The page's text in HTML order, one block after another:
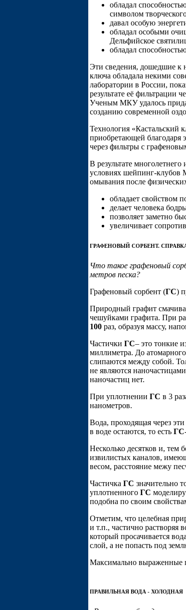
обладал
символом
давал особую
обладал особыми
Дельфийское
обладал
Эти сведения, дошедшие к
ключа обладала некими
лаборатории в России,
результате её фильтрации
Ученым МКУ удалось
созданию современной
Технология «Кастальский
приобретающей благодаря
через фильтры с
В результате
условиях шейпинг-клубов
омывания после
обладает свойством
делает человека
позволяет заметно
увеличивает
ГРАФЕНОВЫЙ СОРБЕНТ.
Что такое графеновый
метров песка?
Графеновый сорбент (ГС)
Природный графит
чешуйками графита. При
100 раз, образуя массу,
Частички ГС– это тонкие
миллиметра. До
слипаются между собой.
не являются
наночастиц нет.
При уплотнении ГС в 3
нанометров.
Вода, проходящая через
в воде остаются, то есть ГС
Несколько десятков и, тем
извилистых каналов,
весом, расстояние межу
Частичка ГС значительно
уплотненного ГС
подобна по своим
Отметим, что целебная
и т.п., частично растворяя
который просачивается
слой, а не попасть под
Максимально выраженные
ПРАВИЛЬНАЯ ВОДА - ХОЛОДНАЯ